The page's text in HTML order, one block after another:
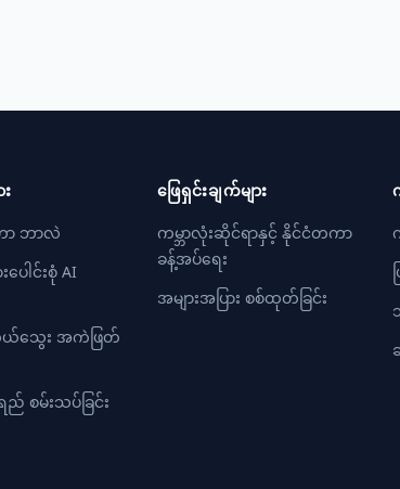
ာ ဘာလဲ
ေါင်းစုံ AI
ေး အကဲဖြတ်
ည် စမ်းသပ်ခြင်း
ဖြေရှင်းချက်များ
ကမ္ဘာလုံးဆိုင်ရာနှင့် နိုင်ငံတကာ
ခန့်အပ်ရေး
အများအပြား စစ်ထုတ်ခြင်း